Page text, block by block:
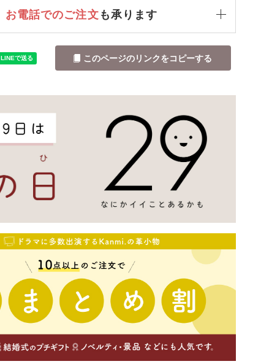
お電話でのご注文も承ります
このページのリンクをコピーする